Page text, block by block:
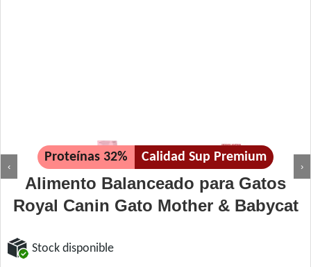
‹ ›
Proteínas 32% Calidad Sup Premium
Alimento Balanceado para Gatos
Royal Canin Gato Mother & Babycat
Stock disponible